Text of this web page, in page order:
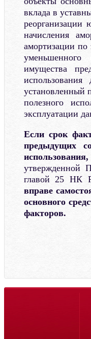
вклада в
реорганизации
начисления
амортизации по
уменьшенного
имущества
установленный
полезного
эксплуатации
Если срок
предыдущих
утвержденной
главой 25 НК
вправе
основного
факторов.